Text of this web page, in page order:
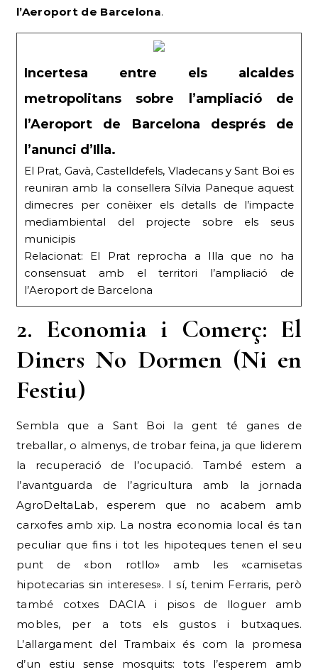
l’Aeroport de Barcelona.
Incertesa entre els alcaldes
metropolitans sobre l’ampliació de
l’Aeroport de Barcelona després de
l’anunci d’Illa.
El Prat, Gavà, Castelldefels, Vladecans y Sant Boi es
reuniran amb la consellera Sílvia Paneque aquest
dimecres per conèixer els detalls de l’impacte
mediambiental del projecte sobre els seus
municipis
Relacionat: El Prat reprocha a Illa que no ha
consensuat amb el territori l’ampliació de
l’Aeroport de Barcelona
2. Economia i Comerç: El
Diners No Dormen (Ni en
Festiu)
Sembla que a Sant Boi la gent té ganes de
treballar, o almenys, de trobar feina, ja que liderem
la recuperació de l’ocupació. També estem a
l’avantguarda de l’agricultura amb la jornada
AgroDeltaLab, esperem que no acabem amb
carxofes amb xip. La nostra economia local és tan
peculiar que fins i tot les hipoteques tenen el seu
punt de «bon rotllo» amb les «camisetas
hipotecarias sin intereses». I sí, tenim Ferraris, però
també cotxes DACIA i pisos de lloguer amb
mobles, per a tots els gustos i butxaques.
L’allargament del Trambaix és com la promesa
d’un estiu sense mosquits: tots l’esperem amb